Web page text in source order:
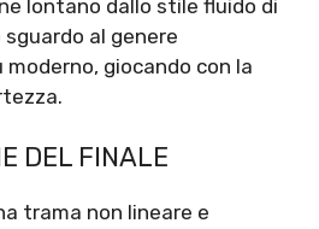
lontano dallo stile fluido di
al genere
giocando con la
DEL FINALE
trama non lineare e